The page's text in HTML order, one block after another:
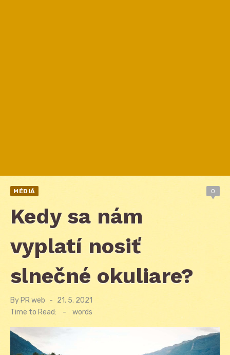
MÉDIÁ 0
Kedy sa nám
vyplatí nosiť
slnečné okuliare?
By PR web
Posted
21. 5. 2021
Time to Read:
- words